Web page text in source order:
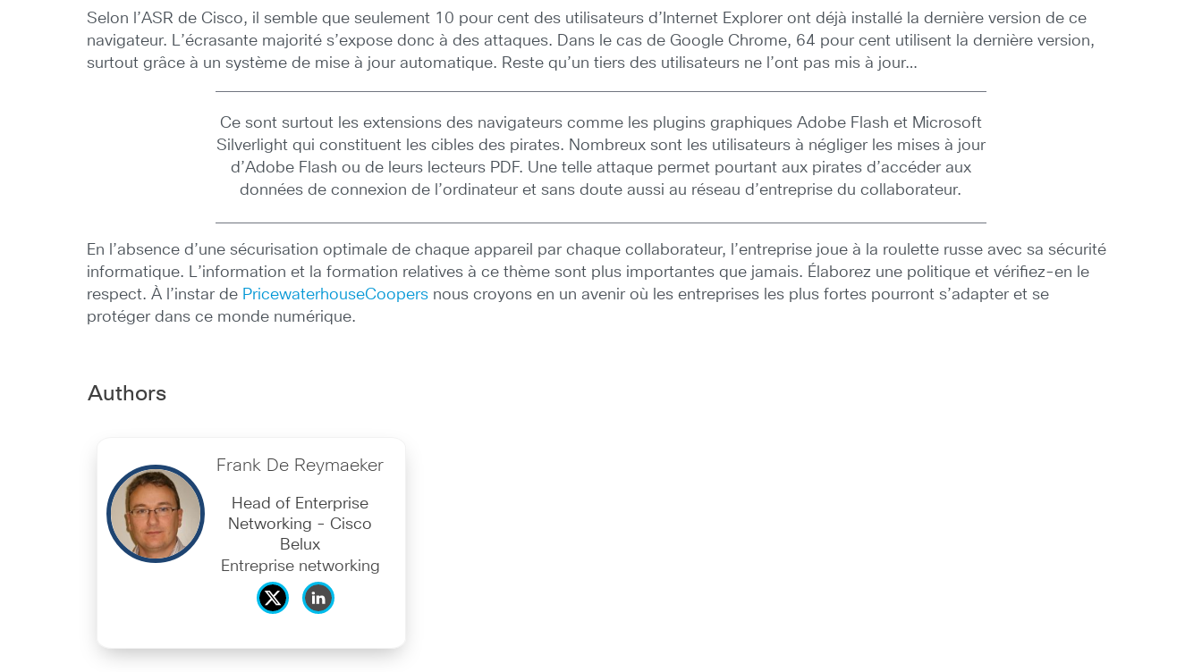
Selon l’ASR de Cisco, il semble que seulement 10 pour cent des utilisateurs d’Internet Explorer ont déjà installé la dernière version de ce
navigateur. L’écrasante majorité s’expose donc à des attaques. Dans le cas de Google Chrome, 64 pour cent utilisent la dernière version,
surtout grâce à un système de mise à jour automatique. Reste qu’un tiers des utilisateurs ne l’ont pas mis à jour…
Ce sont surtout les extensions des navigateurs comme les plugins graphiques Adobe Flash et Microsoft
Silverlight qui constituent les cibles des pirates. Nombreux sont les utilisateurs à négliger les mises à jour
d’Adobe Flash ou de leurs lecteurs PDF. Une telle attaque permet pourtant aux pirates d’accéder aux
données de connexion de l’ordinateur et sans doute aussi au réseau d’entreprise du collaborateur.
En l’absence d’une sécurisation optimale de chaque appareil par chaque collaborateur, l’entreprise joue à la roulette russe avec sa sécurité
informatique. L’information et la formation relatives à ce thème sont plus importantes que jamais. Élaborez une politique et vérifiez-en le
respect. À l’instar de PricewaterhouseCoopers nous croyons en un avenir où les entreprises les plus fortes pourront s’adapter et se
protéger dans ce monde numérique.
Authors
Frank De Reymaeker
Head of Enterprise
Networking - Cisco
Belux
Entreprise networking